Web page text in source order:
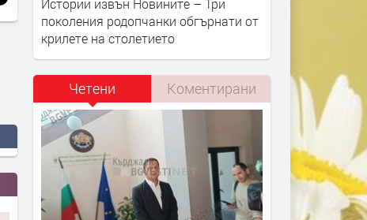
Истории извън Новините – Три
поколения родопчанки обгърнати от
крилете на столетието
Четени Коментирани